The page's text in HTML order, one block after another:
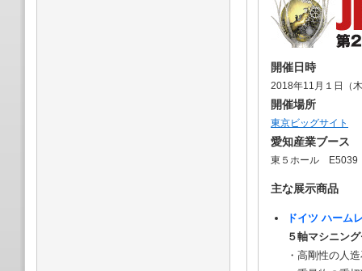
開催日時
2018年11月１日（
開催場所
東京ビッグサイト
愛知産業ブース
東５ホール E5039
主な展示商品
ドイツ ハーム
５軸マシニン
・高剛性の人